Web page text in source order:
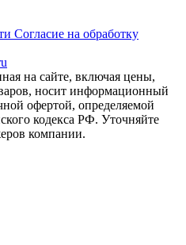
Согласие на обработку
на сайте, включая цены,
носит информационный
офертой, определяемой
кодекса РФ. Уточняйте
компании.